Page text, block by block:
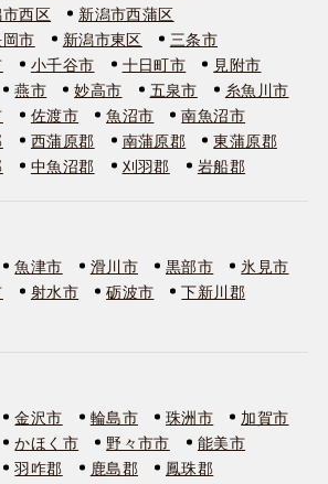
西区
新潟市西蒲区
市 新潟市東区
三条市
小千谷市 十日町市
見附市
燕市 妙高市 五泉市
糸魚川市
佐渡市 魚沼市
南魚沼市
西蒲原郡 南蒲原郡
東蒲原郡
中魚沼郡 刈羽郡 岩船郡
魚津市 滑川市 黒部市
氷見市
射水市 砺波市
下新川郡
金沢市 輪島市 珠洲市
加賀市
かほく市 野々市市
能美市
羽咋郡 鹿島郡 鳳珠郡